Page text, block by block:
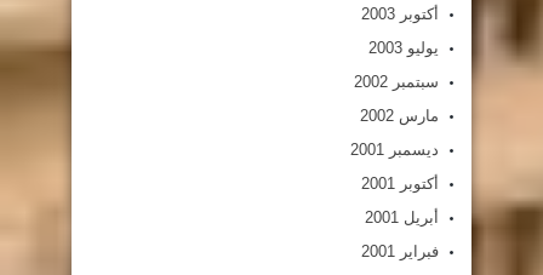
أكتوبر 2003
يوليو 2003
سبتمبر 2002
مارس 2002
ديسمبر 2001
أكتوبر 2001
أبريل 2001
فبراير 2001